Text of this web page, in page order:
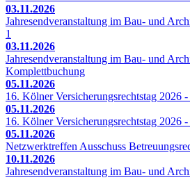
03.11.2026
Jahresendveranstaltung im Bau- und
1
03.11.2026
Jahresendveranstaltung im Bau- und
Komplettbuchung
05.11.2026
16. Kölner Versicherungsrechtstag 2026
05.11.2026
16. Kölner Versicherungsrechtstag 2026
05.11.2026
Netzwerktreffen Ausschuss
10.11.2026
Jahresendveranstaltung im Bau- und